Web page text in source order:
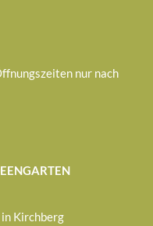
nur nach
in Kirchberg